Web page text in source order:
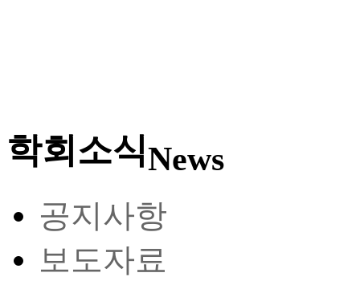
학회소식News
공지사항
보도자료